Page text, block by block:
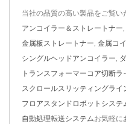
当社の品質の高い製品をご覧い
アンコイラー＆ストレートナー
金属板ストレートナー 金属コ
シングルヘッドアンコイラー
トランスフォーマーコア切断ラ
スクロールスリッティングライ
フロアスタンドロボットシステ
自動処理転送システムお気軽に